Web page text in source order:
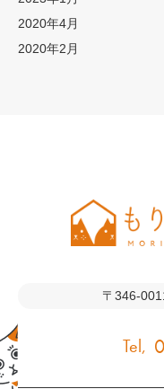
2020年4月
2020年2月
〒346-